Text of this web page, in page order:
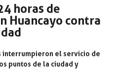
horas de
Huancayo contra
interrumpieron el servicio de
puntos de la ciudad y